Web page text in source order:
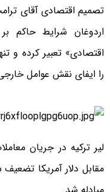
تصمیم اقتصادی آقای
اردوغان شرایط حاکم
اقتصادی» تعبیر کرده و
را ایفای نقش عوامل